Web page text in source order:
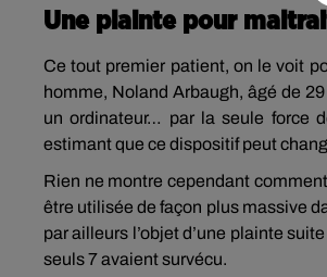
Une plainte pour
Ce tout premier patient, on le voit
homme, Noland Arbaugh, âgé de
un ordinateur… par la seule force
estimant que ce dispositif peut
Rien ne montre cependant
être utilisée de façon plus massive
par ailleurs l’objet d’une plainte
seuls 7 avaient survécu.